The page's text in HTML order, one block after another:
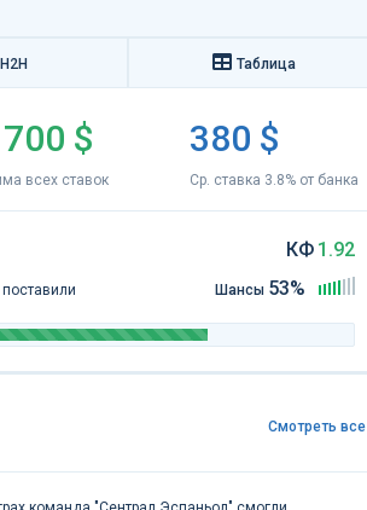
H2H Таблица
$
всех ставок
380 $
Ср. ставка 3.8% от банка
КФ 1.92
Шансы 53%
Смотреть все